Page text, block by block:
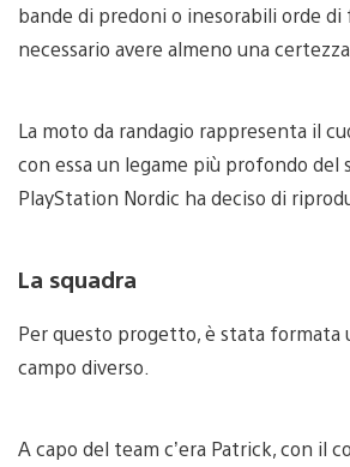
bande di predoni o inesorabili orde
necessario avere almeno una
La moto da randagio rappresenta il
con essa un legame più profondo
PlayStation Nordic ha deciso di
La squadra
Per questo progetto, è stata formata
campo diverso.
A capo del team c’era Patrick, con il